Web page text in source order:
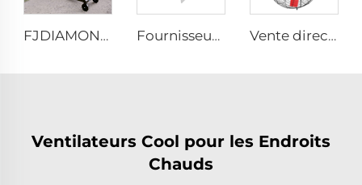
FJDIAMOND Ventilateur sur pied 1,5 m 2 m 80 pouces contrôle par téléphone portable WIFI silencieux 2000 mm en aluminium pour gymnase Fournisseur d'usine, ventilateurs de circulation de 72 pouces, système d'aération économique pour bâtiment à bétail, extracteurs de toit Vente directe d'usine Ventilateur de refroidissement avec pales en nylon pour étables laitières et maisons d'élevage de vaches, ventilateurs industriels de ventilation
Ventilateurs Cool pour les Endroits
Chauds